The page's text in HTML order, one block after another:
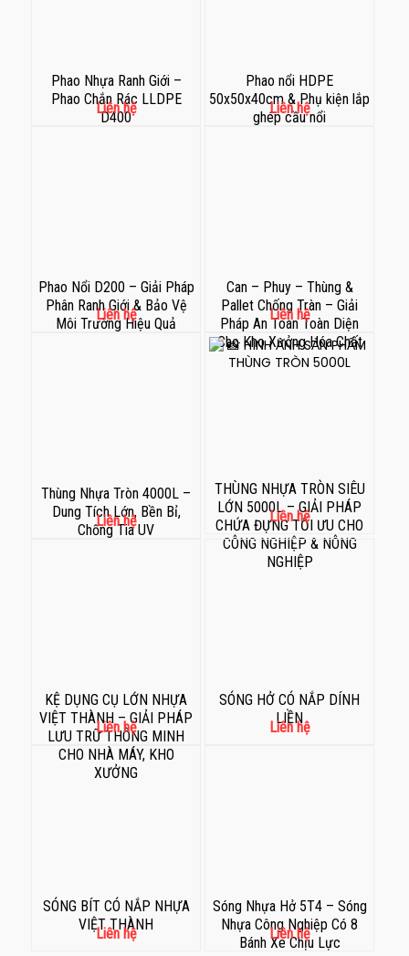
Phao Nhựa Ranh Giới –
Phao Chắn Rác LLDPE
D400
Liên hệ
Phao nổi HDPE
50x50x40cm & Phụ kiện lắp
ghép cầu nổi
Liên hệ
Phao Nổi D200 – Giải Pháp
Phân Ranh Giới & Bảo Vệ
Môi Trường Hiệu Quả
Liên hệ
Can – Phuy – Thùng &
Pallet Chống Tràn – Giải
Pháp An Toàn Toàn Diện
Cho Kho Xưởng Hóa Chất
Liên hệ
Thùng Nhựa Tròn 4000L –
Dung Tích Lớn, Bền Bỉ,
Chống Tia UV
Liên hệ
THÙNG NHỰA TRÒN SIÊU
LỚN 5000L – GIẢI PHÁP
CHỨA ĐỰNG TỐI ƯU CHO
CÔNG NGHIỆP & NÔNG
NGHIỆP
Liên hệ
KỆ DỤNG CỤ LỚN NHỰA
VIỆT THÀNH – GIẢI PHÁP
LƯU TRỮ THÔNG MINH
CHO NHÀ MÁY, KHO
XƯỞNG
Liên hệ
SÓNG HỞ CÓ NẮP DÍNH
LIỀN
Liên hệ
SÓNG BÍT CÓ NẮP NHỰA
VIỆT THÀNH
Liên hệ
Sóng Nhựa Hở 5T4 – Sóng
Nhựa Công Nghiệp Có 8
Bánh Xe Chịu Lực
Liên hệ